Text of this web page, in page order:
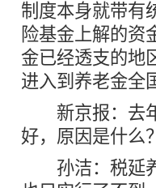
制度本身就带有
险基金上解的资
金已经透支的地
进入到养老金全
新京报：去年
好，原因是什么？
孙洁：税延养